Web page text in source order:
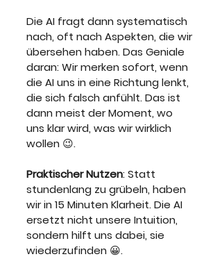
Die AI fragt dann systematisch
nach, oft nach Aspekten, die wir
übersehen haben. Das Geniale
daran: Wir merken sofort, wenn
die AI uns in eine Richtung lenkt,
die sich falsch anfühlt. Das ist
dann meist der Moment, wo
uns klar wird, was wir wirklich
wollen 😉.
Praktischer Nutzen: Statt
stundenlang zu grübeln, haben
wir in 15 Minuten Klarheit. Die AI
ersetzt nicht unsere Intuition,
sondern hilft uns dabei, sie
wiederzufinden 😀.